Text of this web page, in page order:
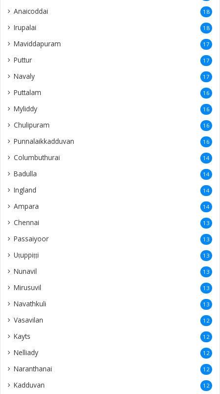
Anaicoddai 18
Irupalai 18
Maviddapuram 17
Puttur 17
Navaly 17
Puttalam 16
Myliddy 16
Chulipuram 16
Punnalaikkadduvan 16
Columbuthurai 14
Badulla 14
Ingland 14
Ampara 14
Chennai 13
Passaiyoor 13
Uṭuppiṭṭi 13
Nunavil 13
Mirusuvil 13
Navathkuli 13
Vasavilan 12
Kayts 12
Nelliady 12
Naranthanai 12
Kadduvan 12